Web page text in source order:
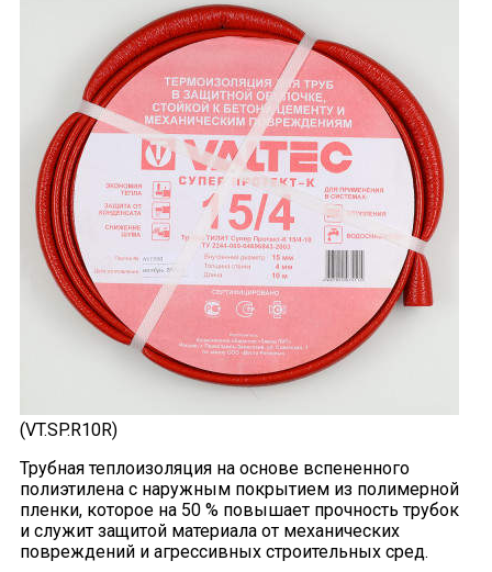
(VT.SP.R10R)
Трубная теплоизоляция на основе вспененного
полиэтилена с наружным покрытием из полимерной
пленки, которое на 50 % повышает прочность трубок
и служит защитой материала от механических
повреждений и агрессивных строительных сред.